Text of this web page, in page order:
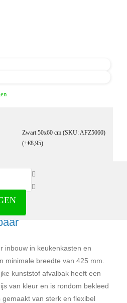
Zwart 50x60 cm (SKU: AFZ5060)
(+€8,95)
liter in RVS -
inbouw in keukenkasten en
minimale breedte van 425 mm.
kunststof afvalbak heeft een
van kleur en is rondom bekleed
van sterk en flexibel